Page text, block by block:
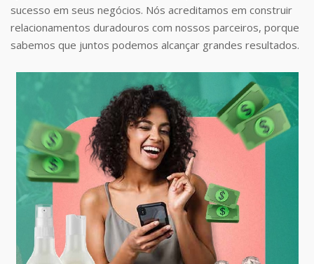
sucesso em seus negócios. Nós acreditamos em construir
relacionamentos duradouros com nossos parceiros, porque
sabemos que juntos podemos alcançar grandes resultados.